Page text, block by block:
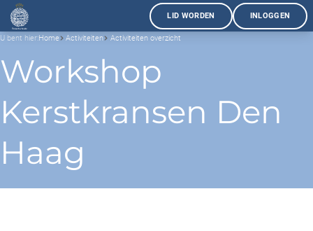
LID WORDEN INLOGGEN
U bent hier:Home Activiteiten Activiteiten overzicht
Workshop
Kerstkransen Den
Haag